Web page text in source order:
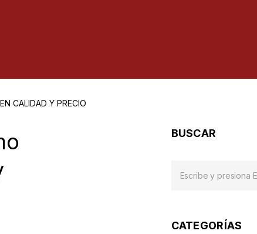
CALIDAD Y PRECIO
BUSCAR
CATEGORÍAS